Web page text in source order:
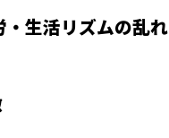
生活リズムの乱れ